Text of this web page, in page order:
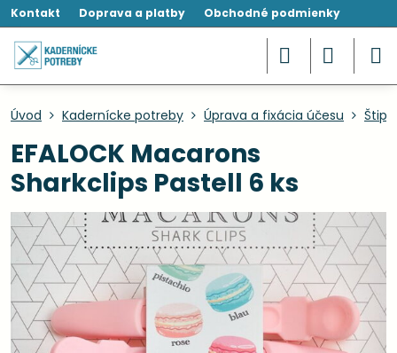
Kontakt Doprava a platby Obchodné podmienky
Úvod Kadernícke potreby Úprava a fixácia účesu
EFALOCK Macarons
Sharkclips Pastell 6 ks